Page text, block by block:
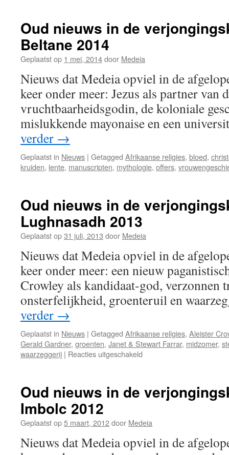
Oud nieuws in de
Beltane 2014
Geplaatst op 1 mei, 2014door Medeia
Nieuws dat Medeia opviel in de
keer onder meer: Jezus als partner van
vruchtbaarheidsgodin, de koloniale
mislukkende mayonaise en een
verder →
Geplaatst in Nieuws | Getagged Afrikaanse religies, bloed,
kruiden, lente, manuscripten, mythologie, offers,
Oud nieuws in de
Lughnasadh 2013
Geplaatst op31 juli, 2013 door Medeia
Nieuws dat Medeia opviel in de
keer onder meer: een nieuw
Crowley als kandidaat-god, verzonnen
onsterfelijkheid, groenteruil en
verder →
Geplaatst in Nieuws | Getagged Afrikaanse religies, Aleister
Gerald Gardner, groenten, Janet & Stewart Farrar, midzomer,
waarzeggerij | Reacties uitgeschakeld
de
verjongingsketel
–
2013
Oud nieuws in de
Imbolc 2012
Geplaatst op5 maart, 2012door Medeia
Nieuws dat Medeia opviel in de